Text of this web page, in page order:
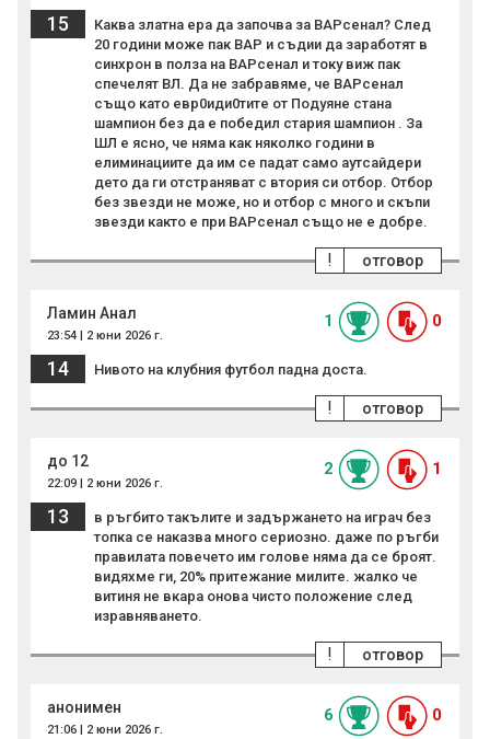
15
Каква златна ера да започва за ВАРсенал? След
20 години може пак ВАР и съдии да заработят в
синхрон в полза на ВАРсенал и току виж пак
спечелят ВЛ. Да не забравяме, че ВАРсенал
също като евр0иди0тите от Подуяне стана
шампион без да е победил стария шампион . За
ШЛ е ясно, че няма как няколко години в
елиминациите да им се падат само аутсайдери
дето да ги отстраняват с втория си отбор. Отбор
без звезди не може, но и отбор с много и скъпи
звезди както е при ВАРсенал също не е добре.
отговор
!
Ламин Анал
23:54 | 2 юни 2026 г.
1 0
14 Нивото на клубния футбол падна доста.
отговор
!
до 12
22:09 | 2 юни 2026 г.
2 1
13
в ръгбито такълите и задържането на играч без
топка се наказва много сериозно. даже по ръгби
правилата повечето им голове няма да се броят.
видяхме ги, 20% притежание милите. жалко че
витиня не вкара онова чисто положение след
изравняването.
отговор
!
анонимен
21:06 | 2 юни 2026 г.
6 0